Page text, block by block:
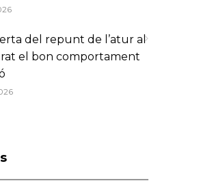
del repunt de l’atur al
el bon comportament